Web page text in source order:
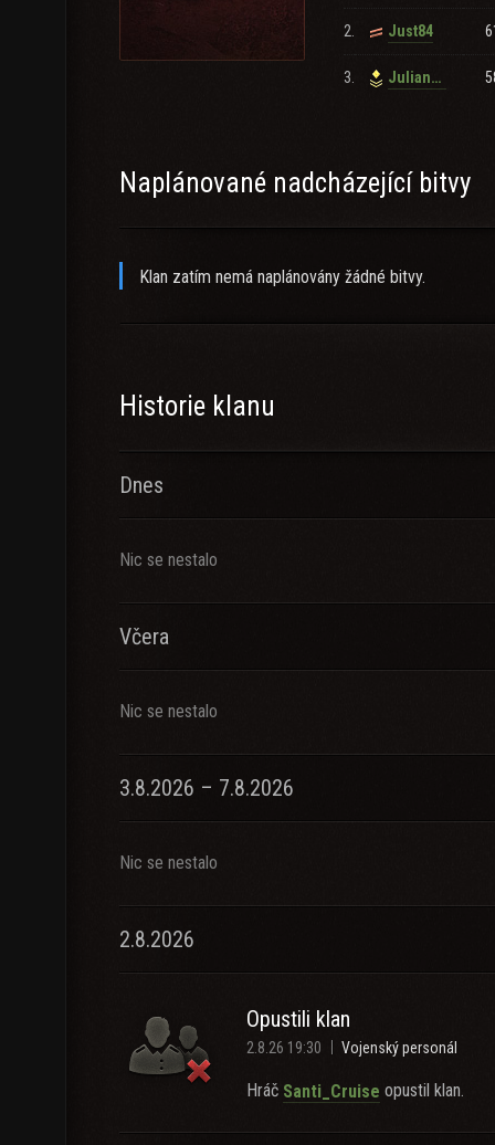
2. Just84
3. Julianx77
Naplánované nadcházející bitvy
Klan zatím nemá naplánovány žádné bitvy.
Historie klanu
Dnes
Nic se nestalo
Včera
Nic se nestalo
3.8.2026 – 7.8.2026
Nic se nestalo
2.8.2026
Opustili klan
2.8.26 19:30 Vojenský personál
Hráč Santi_Cruise opustil klan.